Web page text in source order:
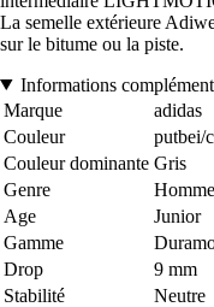
La semelle extérieure
sur le bitume ou la piste.
Informations
Marque
adidas
Couleur
putbei/
Couleur dominante Gris
Genre
Homme
Age
Junior
Gamme
Drop
9 mm
Stabilité
Neutre